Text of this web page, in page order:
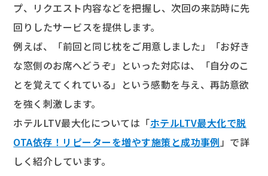
プ、リクエスト内容などを把握し、次回の来訪時に先
回りしたサービスを提供します。
例えば、「前回と同じ枕をご用意しました」「お好き
な窓側のお席へどうぞ」といった対応は、「自分のこ
とを覚えてくれている」という感動を与え、再訪意欲
を強く刺激します。
ホテルLTV最大化については「ホテルLTV最大化で脱
OTA依存！リピーターを増やす施策と成功事例」で詳
しく紹介しています。